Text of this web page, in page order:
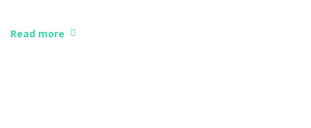
Read more